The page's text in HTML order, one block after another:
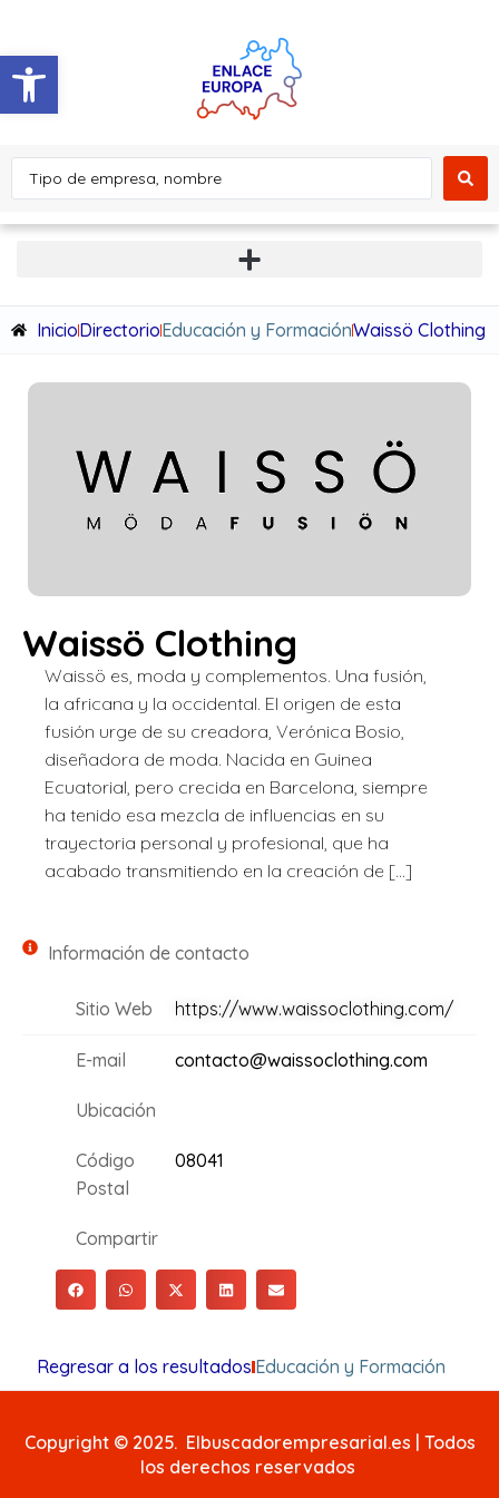
Abrir barra de herramientas
InicioDirectorioEducación y FormaciónWaissö Clothing
Waissö Clothing
Waissö es, moda y complementos. Una fusión,
la africana y la occidental. El origen de esta
fusión urge de su creadora, Verónica Bosio,
diseñadora de moda. Nacida en Guinea
Ecuatorial, pero crecida en Barcelona, siempre
ha tenido esa mezcla de influencias en su
trayectoria personal y profesional, que ha
acabado transmitiendo en la creación de […]
Información de contacto
Sitio Web https://www.waissoclothing.com/
E-mail contacto@waissoclothing.com
Ubicación
Código
Postal
08041
Compartir
Regresar a los resultadosEducación y Formación
Copyright © 2025. Elbuscadorempresarial.es | Todos
los derechos reservados